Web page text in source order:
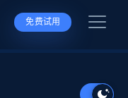
免费试用